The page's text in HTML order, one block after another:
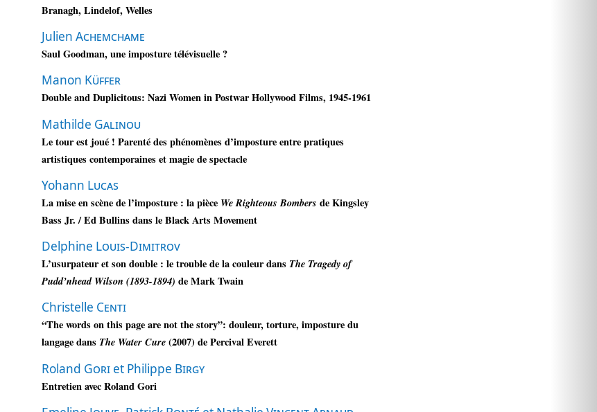
Branagh, Lindelof, Welles
Julien Achemchame
Saul Goodman, une imposture télévisuelle ?
Manon Küffer
Double and Duplicitous: Nazi Women in Postwar Hollywood Films, 1945-1961
Mathilde Galinou
Le tour est joué ! Parenté des phénomènes d’imposture entre pratiques
artistiques contemporaines et magie de spectacle
Yohann Lucas
La mise en scène de l’imposture : la pièce We Righteous Bombers de Kingsley
Bass Jr. / Ed Bullins dans le Black Arts Movement
Delphine Louis-Dimitrov
L’usurpateur et son double : le trouble de la couleur dans The Tragedy of
Pudd’nhead Wilson (1893-1894) de Mark Twain
Christelle Centi
“The words on this page are not the story”: douleur, torture, imposture du
langage dans The Water Cure(2007) de Percival Everett
Roland Gori et Philippe Birgy
Entretien avec Roland Gori